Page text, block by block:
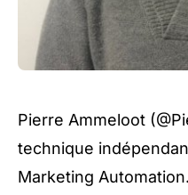
Pierre Ammeloot (
technique
Marketing